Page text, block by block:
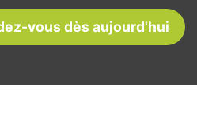
vous dès aujourd'hui